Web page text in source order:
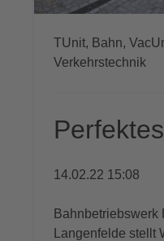
TUnit, Bahn,
Verkehrstechnik
14.02.22 15:08
Bahnbetriebswerk
Langenfelde stellt